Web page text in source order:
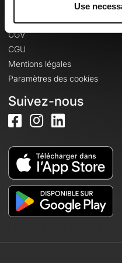
Use
CGV
CGU
Mentions légales
Paramètres des cookies
Suivez-nous